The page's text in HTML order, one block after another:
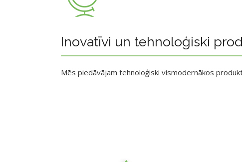
Inovatīvi un tehnoloģiski
Mēs piedāvājam tehnoloģiski vismodernākos